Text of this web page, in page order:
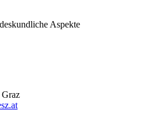
Aspekte
Graz